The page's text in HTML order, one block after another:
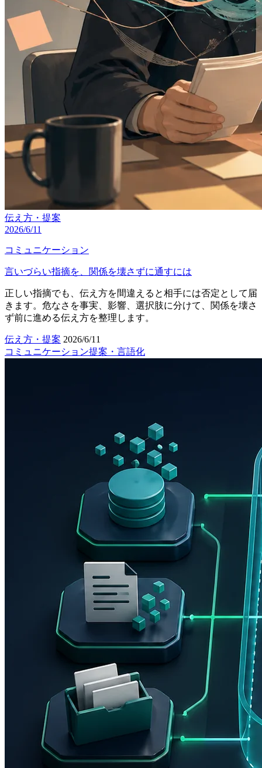
伝え方・提案
2026/6/11
コミュニケーション
言いづらい指摘を、関係を壊さずに通すには
正しい指摘でも、伝え方を間違えると相手には否定として届
きます。危なさを事実、影響、選択肢に分けて、関係を壊さ
ず前に進める伝え方を整理します。
伝え方・提案 2026/6/11
コミュニケーション提案・言語化